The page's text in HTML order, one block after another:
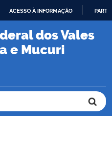
PARA
CONTEÚDO
ACESSO À INFORMAÇÃO
dos Vales
e Mucuri